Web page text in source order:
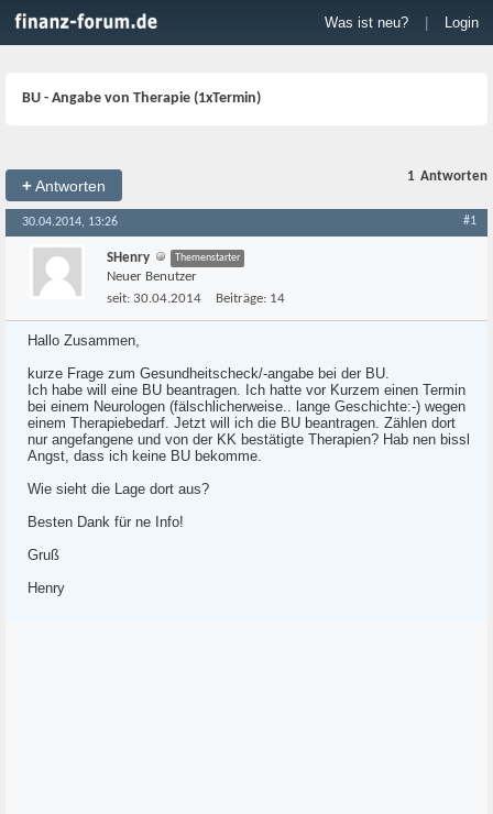
Was ist neu? Login
BU - Angabe von Therapie (1xTermin)
+Antworten
1 Antworten
30.04.2014, 13:26 #1
SHenry Themenstarter
Neuer Benutzer
seit: 30.04.2014 Beiträge: 14
Hallo Zusammen,
kurze Frage zum Gesundheitscheck/-angabe bei der BU.
Ich habe will eine BU beantragen. Ich hatte vor Kurzem einen Termin
bei einem Neurologen (fälschlicherweise.. lange Geschichte:-) wegen
einem Therapiebedarf. Jetzt will ich die BU beantragen. Zählen dort
nur angefangene und von der KK bestätigte Therapien? Hab nen bissl
Angst, dass ich keine BU bekomme.
Wie sieht die Lage dort aus?
Besten Dank für ne Info!
Gruß
Henry